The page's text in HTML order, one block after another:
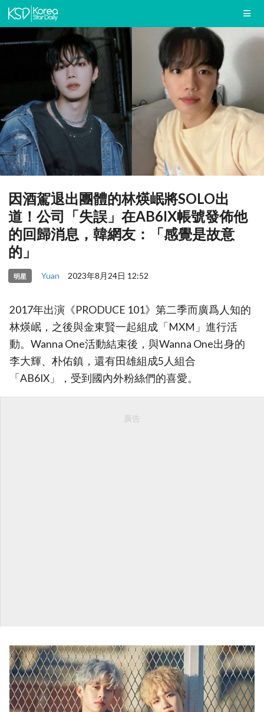
因酒駕退出團體的林煐岷將SOLO出
道！公司「失誤」在AB6IX帳號發佈他
的回歸消息，韓網友：「感覺是故意
的」
明星 Yuan 2023年8月24日 12:52
2017年出演《PRODUCE 101》第二季而廣爲人知的
林煐岷，之後與金東賢一起組成「MXM」進行活
動。Wanna One活動結束後，與Wanna One出身的
李大輝、朴佑鎮，還有田雄組成5人組合
「AB6IX」，受到國內外粉絲們的喜愛。
廣告